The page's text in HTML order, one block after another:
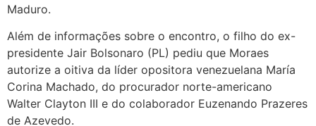
Maduro.
Além de informações sobre o encontro, o filho do ex-
presidente Jair Bolsonaro (PL) pediu que Moraes
autorize a oitiva da líder opositora venezuelana María
Corina Machado, do procurador norte-americano
Walter Clayton III e do colaborador Euzenando Prazeres
de Azevedo.